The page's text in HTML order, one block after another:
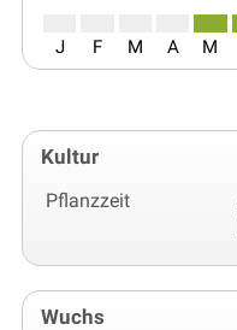
J F M A M
Kultur
Pflanzzeit
Wuchs